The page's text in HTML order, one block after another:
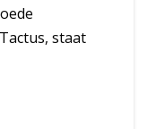
staat